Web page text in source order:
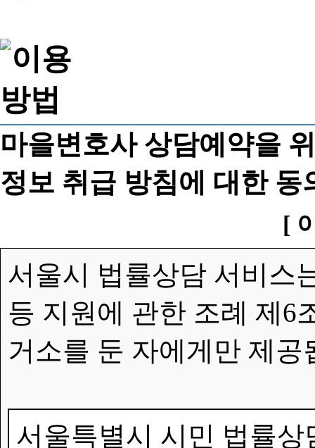
마을변호사 상담예약을
정보 취급 방침에 대한 동
[
서울시 법률상담 서비스
등 지원에 관한 조례 제6
거소를 둔 자에게만 제공
서울특별시 시민 법률